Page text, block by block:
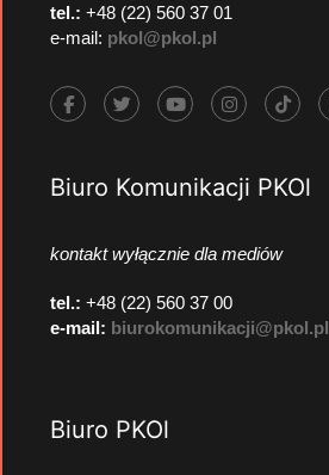
tel.: +48 (22) 560 37 01
e-mail: pkol@pkol.pl
Biuro Komunikacji PKOl
kontakt wyłącznie dla mediów
tel.: +48 (22) 560 37 00
e-mail: biurokomunikacji@pkol.pl
Biuro PKOl